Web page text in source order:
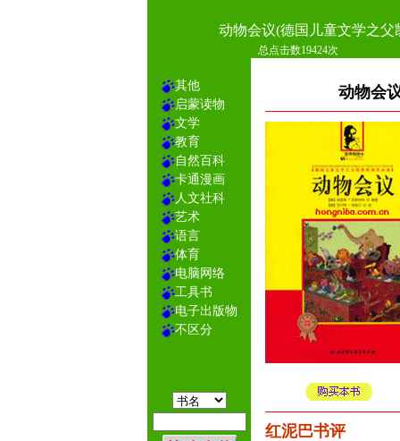
动物会议(德国儿童文学之父
总点击数19424次
其他
启蒙读物
文学
教育
自然百科
卡通漫画
人文社科
艺术
语言
体育
电脑网络
工具书
电子出版物
不区分
动物会
红泥巴书评